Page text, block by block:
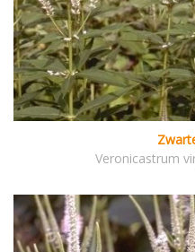
Veronicastrum